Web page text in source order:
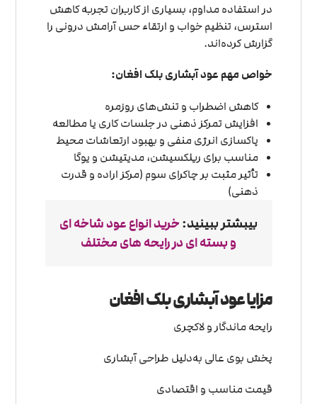
در استفاده مداوم، بسیاری از کاربران تجربه کاهش
استرس، تنظیم خواب و ارتقاء حس آرامش درونی را
گزارش کرده‌اند.
خواص مهم عود آبشاری بلک افغان:
کاهش اضطراب و تنش‌های روزمره
افزایش تمرکز ذهنی در جلسات کاری یا مطالعه
پاکسازی انرژی منفی و بهبود ارتعاشات محیط
مناسب برای ریلکسیشن، مدیتیشن و یوگا
تأثیر مثبت بر چاکرای سوم (مرکز اراده و قدرت
ذهنی)
بیبشتر ببینید:خرید انواع عود شاخه ای
و بسته ای در رایحه های مختلف
مزایا عود آبشاری بلک افغان
رایحه ماندگار و لاکچری
پخش بوی عالی به‌دلیل طراحی آبشاری
قیمت مناسب و اقتصادی